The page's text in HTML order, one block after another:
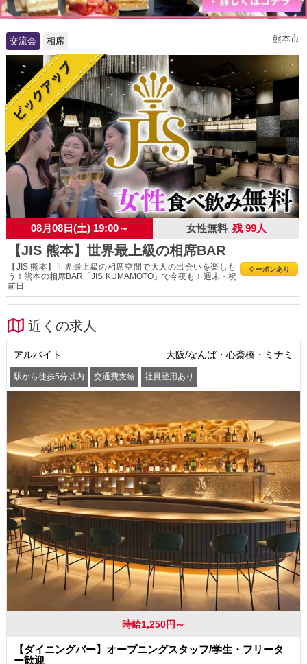
交流会 相席 熊本市
08月08日(土) 19:00～ 女性無料 残 99人
【JIS 熊本】世界最上級の相席BAR
クーポンあり
【JIS 熊本】世界最上級の相席空間で大人の出会いを楽しも
う！熊本の相席BAR「JIS KUMAMOTO」で今夜も！週末・祝
前日
近くの求人
アルバイト 大阪/なんば・心斎橋・ミナミ
駅から徒歩5分以内 交通費支給 社員登用あり
時給1,250円～
【ダイニングバー】オープニングスタッフ/学生・フリータ
ー歓迎